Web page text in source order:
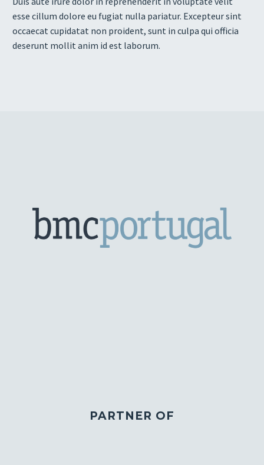
esse cillum dolore eu fugiat nulla pariatur. Excepteur sint
occaecat cupidatat non proident, sunt in culpa qui officia
deserunt mollit anim id est laborum.
PARTNER OF